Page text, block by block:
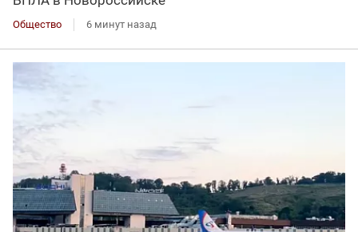
Общество 6 минут назад